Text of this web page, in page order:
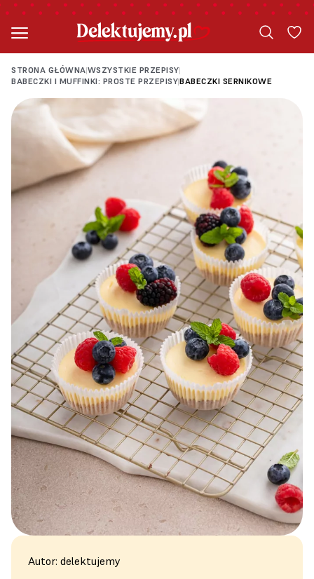
STRONA GŁÓWNA|WSZYSTKIE PRZEPISY|
BABECZKI I MUFFINKI: PROSTE PRZEPISY|BABECZKI SERNIKOWE
Autor: delektujemy